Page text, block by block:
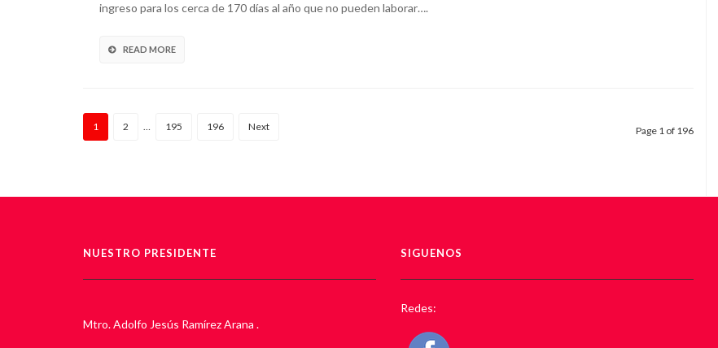
ingreso para los cerca de 170 días al año que no pueden laborar….
READ MORE
1 2 … 195 196 Next Page 1 of 196
NUESTRO PRESIDENTE
Mtro. Adolfo Jesús Ramírez Arana .
SIGUENOS
Redes: